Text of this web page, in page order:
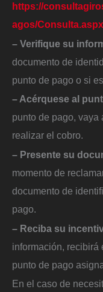
https://
agos/Consulta.aspx
– Verifique su
documento de
punto de pago o si
– Acérquese al
punto de pago,
realizar el cobro.
– Presente su
momento de
documento de
pago.
– Reciba su
información, recibirá
punto de pago
En el caso de